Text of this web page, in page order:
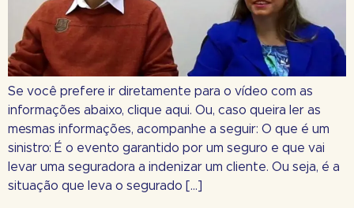
Se você prefere ir diretamente para o vídeo com as
informações abaixo, clique aqui. Ou, caso queira ler as
mesmas informações, acompanhe a seguir: O que é um
sinistro: É o evento garantido por um seguro e que vai
levar uma seguradora a indenizar um cliente. Ou seja, é a
situação que leva o segurado […]